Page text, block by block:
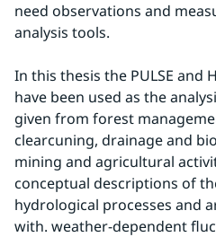
need observations and
analysis tools.
In this thesis the PULSE and
have been used as the
given from forest
clearcuning, drainage and
mining and agricultural
conceptual descriptions of
hydrological processes and
with. weather-dependent